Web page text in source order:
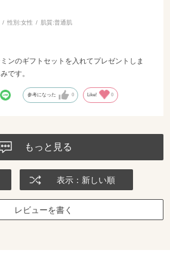
性別:女性 肌質:普通肌
ンのギフトセットを入れてプレゼントしま
です。
参考になった 0 Like! 0
もっと見る
表示：新しい順
レビューを書く